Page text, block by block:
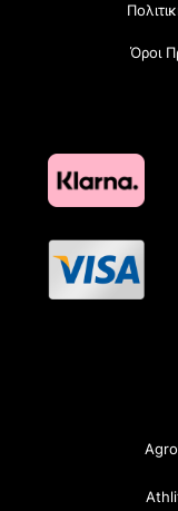
Όροι